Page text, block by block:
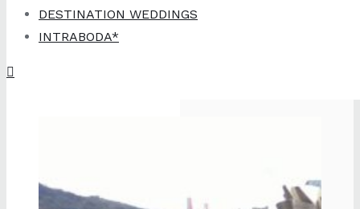
DESTINATION WEDDINGS
INTRABODA*
Exel Eventos